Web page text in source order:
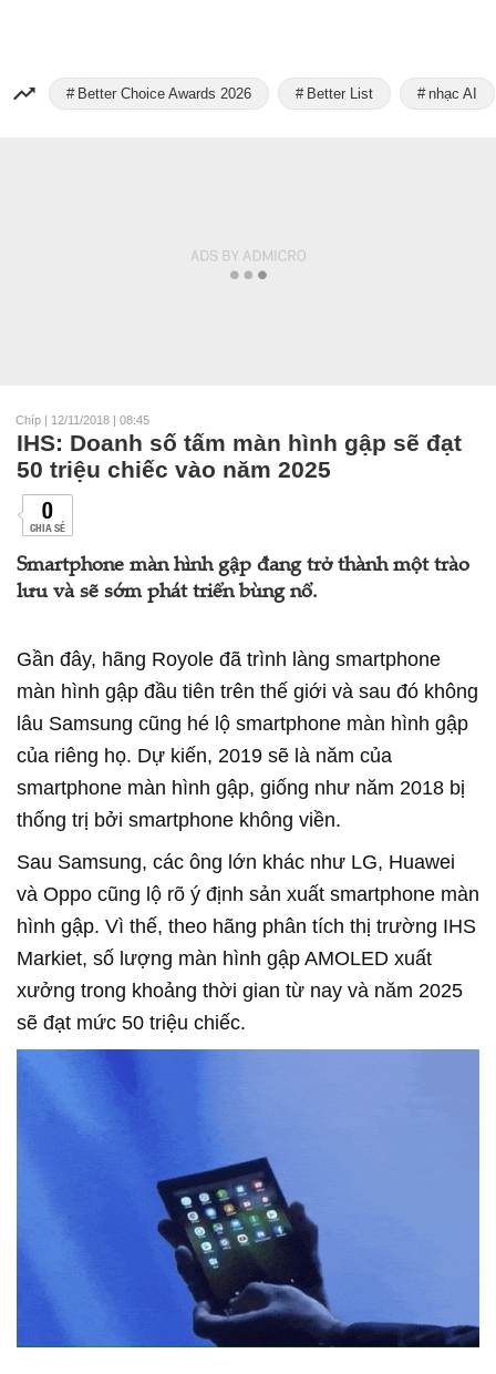
Better Choice Awards 2026 Better List nhạc AI
Chíp | 12/11/2018 | 08:45
IHS: Doanh số tấm màn hình gập sẽ đạt
50 triệu chiếc vào năm 2025
0
CHIA SẺ
Smartphone màn hình gập đang trở thành một trào
lưu và sẽ sớm phát triển bùng nổ.
Gần đây, hãng Royole đã trình làng smartphone
màn hình gập đầu tiên trên thế giới và sau đó không
lâu Samsung cũng hé lộ smartphone màn hình gập
của riêng họ. Dự kiến, 2019 sẽ là năm của
smartphone màn hình gập, giống như năm 2018 bị
thống trị bởi smartphone không viền.
Sau Samsung, các ông lớn khác như LG, Huawei
và Oppo cũng lộ rõ ý định sản xuất smartphone màn
hình gập. Vì thế, theo hãng phân tích thị trường IHS
Markiet, số lượng màn hình gập AMOLED xuất
xưởng trong khoảng thời gian từ nay và năm 2025
sẽ đạt mức 50 triệu chiếc.